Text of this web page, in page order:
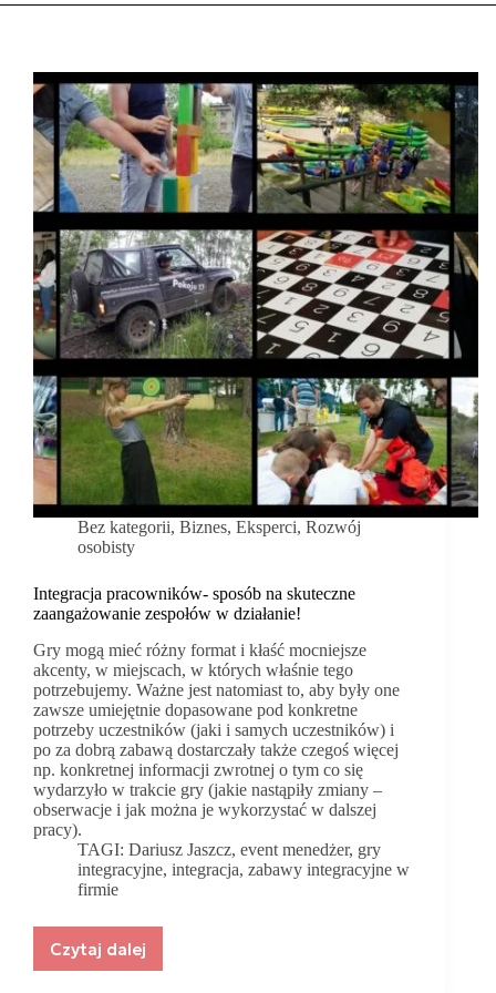
Bez kategorii, Biznes, Eksperci, Rozwój
osobisty
Integracja pracowników- sposób na skuteczne
zaangażowanie zespołów w działanie!
Gry mogą mieć różny format i kłaść mocniejsze
akcenty, w miejscach, w których właśnie tego
potrzebujemy. Ważne jest natomiast to, aby były one
zawsze umiejętnie dopasowane pod konkretne
potrzeby uczestników (jaki i samych uczestników) i
po za dobrą zabawą dostarczały także czegoś więcej
np. konkretnej informacji zwrotnej o tym co się
wydarzyło w trakcie gry (jakie nastąpiły zmiany –
obserwacje i jak można je wykorzystać w dalszej
pracy).
TAGI: Dariusz Jaszcz,event menedżer, gry
integracyjne, integracja, zabawy integracyjne w
firmie
Czytaj dalej
Integracja